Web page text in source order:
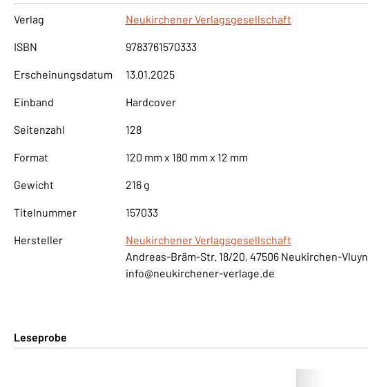
Verlag
Neukirchener Verlagsgesellschaft
ISBN 9783761570333
Erscheinungsdatum 13.01.2025
Einband Hardcover
Seitenzahl 128
Format 120 mm x 180 mm x 12 mm
Gewicht 216 g
Titelnummer 157033
Hersteller
Neukirchener Verlagsgesellschaft
Andreas-Bräm-Str. 18/20, 47506 Neukirchen-Vluyn
info@neukirchener-verlage.de
Leseprobe